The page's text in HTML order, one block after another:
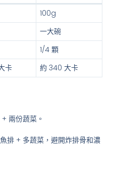
100g
一大碗
1/4 顆
卡
約 340 大卡
兩份蔬菜。
排 + 多蔬菜，避開炸排骨和濃